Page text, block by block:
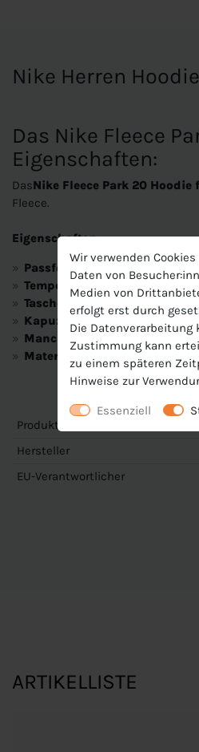
Nike Herren Hoodie
Das Nike Fleece
Eigenschaften:
DasNike Fleece Park 20 Hoodie
Fleece.
Eigenschaften:
Passform: normale Passform;
Temperaturregulierung:
Taschen:
Kängurutasche
Kapuze: feste Kapuze mit
Manchetten:
leicht elastische
Material:
82% Baumwolle - 18%
Produktnummer
Hersteller
EU-Verantwortlicher
ARTIKELLISTE
Wir verwenden
Daten von
Medien von
erfolgt erst durch
Die Datenverarbeitung
Zustimmung kann
zu einem späteren
Hinweise zur
Essenziell